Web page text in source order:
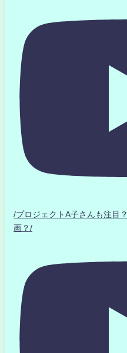
/プロジェクトA子さんも注
画？/